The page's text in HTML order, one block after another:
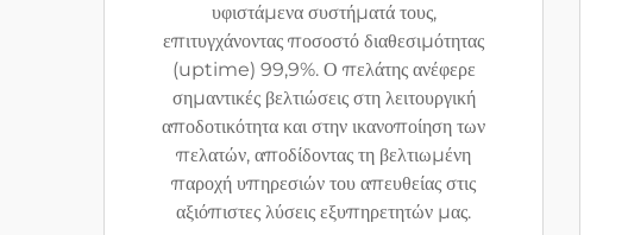
υφιστάμενα συστήματά τους,
επιτυγχάνοντας ποσοστό διαθεσιμότητας
(uptime) 99,9%. Ο πελάτης ανέφερε
σημαντικές βελτιώσεις στη λειτουργική
αποδοτικότητα και στην ικανοποίηση των
πελατών, αποδίδοντας τη βελτιωμένη
παροχή υπηρεσιών του απευθείας στις
αξιόπιστες λύσεις εξυπηρετητών μας.